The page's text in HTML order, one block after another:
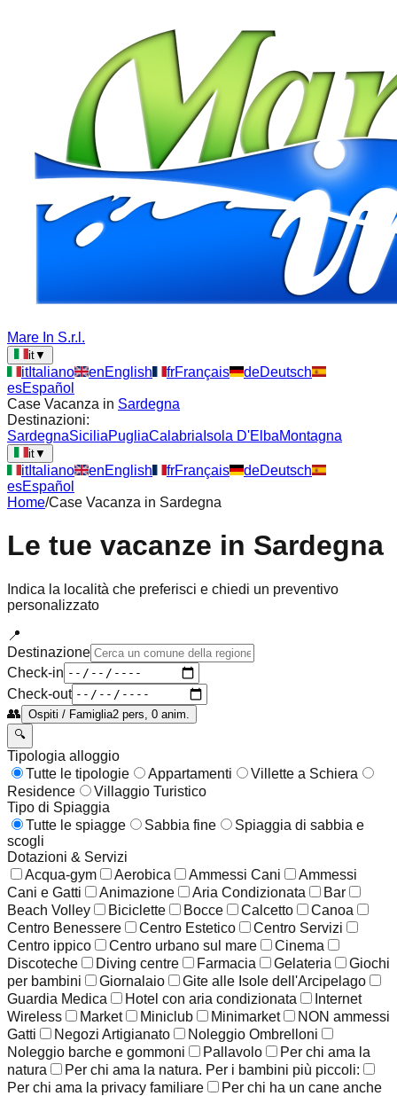
Mare In S.r.l.
it▼
itItaliano enEnglish frFrançais deDeutsch
esEspañol
Case Vacanza in Sardegna
Destinazioni:
SardegnaSiciliaPugliaCalabria Isola D'ElbaMontagna
it▼
itItaliano enEnglish frFrançais deDeutsch
esEspañol
Home/Case Vacanza in Sardegna
Le tue vacanze in Sardegna
Indica la località che preferisci e chiedi un preventivo
personalizzato
📍
Destinazione
Check-in
Check-out
👥 Ospiti / Famiglia2 pers, 0 anim.
🔍
Tipologia alloggio
Tutte le tipologie
Appartamenti
Villette a Schiera
Residence
Villaggio Turistico
Tipo di Spiaggia
Tutte le spiagge
Sabbia fine
Spiaggia di sabbia e
scogli
Dotazioni & Servizi
Acqua-gym
Aerobica Ammessi Cani
Ammessi
Cani e Gatti
Animazione Aria Condizionata
Bar
Beach Volley
Biciclette Bocce Calcetto
Canoa
Centro Benessere
Centro Estetico
Centro Servizi
Centro ippico
Centro urbano sul mare
Cinema
Discoteche
Diving centre Farmacia Gelateria
Giochi
per bambini
Giornalaio
Gite alle Isole dell'Arcipelago
Guardia Medica
Hotel con aria condizionata
Internet
Wireless
Market Miniclub Minimarket
NON ammessi
Gatti
Negozi Artigianato
Noleggio Ombrelloni
Noleggio barche e gommoni
Pallavolo
Per chi ama la
natura
Per chi ama la natura. Per i bambini più piccoli:
Per chi ama la privacy familiare
Per chi ha un cane anche